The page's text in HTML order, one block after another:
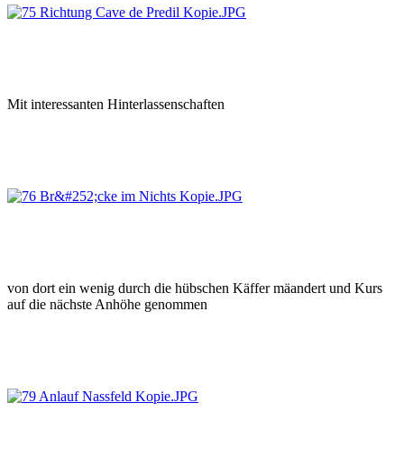
Mit interessanten Hinterlassenschaften
von dort ein wenig durch die hübschen Käffer mäandert und Kurs
auf die nächste Anhöhe genommen